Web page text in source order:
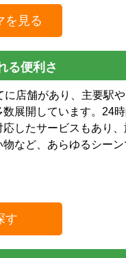
を見る
る便利さ
に店舗があり、主要駅
展開しています。24時
したサービスもあり
など、あらゆるシー
す